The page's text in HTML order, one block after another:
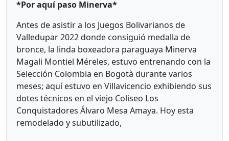
*Por aquí paso Minerva*
Antes de asistir a los Juegos Bolivarianos de
Valledupar 2022 donde consiguió medalla de
bronce, la linda boxeadora paraguaya Minerva
Magali Montiel Méreles, estuvo entrenando con la
Selección Colombia en Bogotà durante varios
meses; aquí estuvo en Villavicencio exhibiendo sus
dotes técnicos en el viejo Coliseo Los
Conquistadores Álvaro Mesa Amaya. Hoy esta
remodelado y subutilizado,